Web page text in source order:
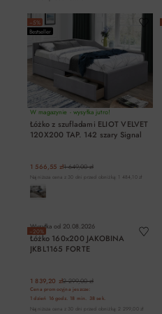
−5%
Bestseller
W magazynie - wysyłka jutro!
Łóżko z szufladami ELIOT VELVET
120X200 TAP. 142 szary Signal
1 566,55 zł1 649,00 zł
Najniższa cena z 30 dni przed obniżką: 1 484,10 zł
−20%
Wysyłka od 20.08.2026
Łóżko 160x200 JAKOBINA
JKBL1165 FORTE
1 839,20 zł2 299,00 zł
Cena promocyjna jeszcze:
1 dzień 16 godz. 18 min.
38 sek.
Najniższa cena z 30 dni przed obniżką: 2 299,00 zł